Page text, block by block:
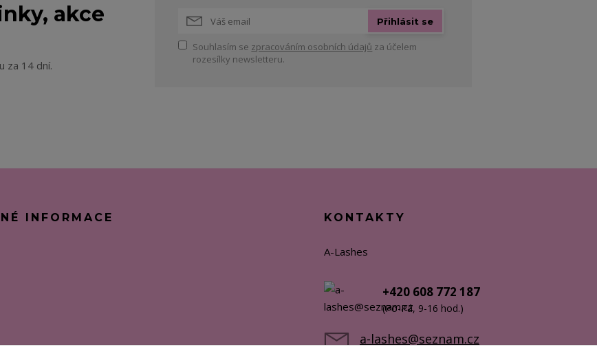
akce
za 14 dní.
Přihlásit se
Souhlasím se zpracováním osobních údajů za účelem
rozesílky newsletteru.
INFORMACE KONTAKTY
A-Lashes
+420 608 772 187
(Po-Pá, 9-16 hod.)
a-lashes@seznam.cz